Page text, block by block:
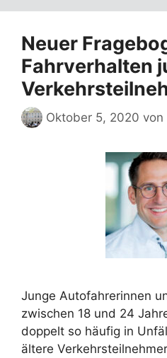
Neuer
Fahrverhalten
Oktober 5, 2020 von
Junge Autofahrerinnen
zwischen 18 und 24
doppelt so häufig in
ältere